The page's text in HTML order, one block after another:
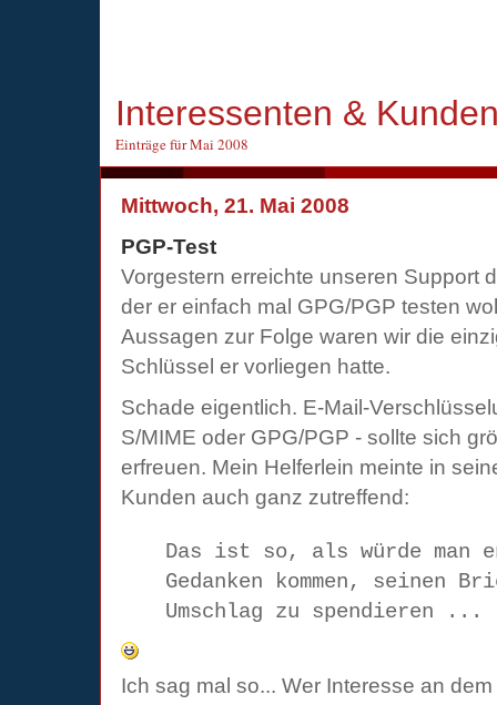
Interessenten &
Einträge für Mai 2008
Mittwoch, 21. Mai 2008
PGP-Test
Vorgestern erreichte unseren Support
der er einfach mal GPG/PGP testen
Aussagen zur Folge waren wir die
Schlüssel er vorliegen hatte.
Schade eigentlich. E-Mail-
S/MIME oder GPG/PGP - sollte sich
erfreuen. Mein Helferlein meinte in
Kunden auch ganz zutreffend:
Das ist so, als würde man
Gedanken kommen, seinen
Umschlag zu spendieren ...
Ich sag mal so... Wer Interesse an